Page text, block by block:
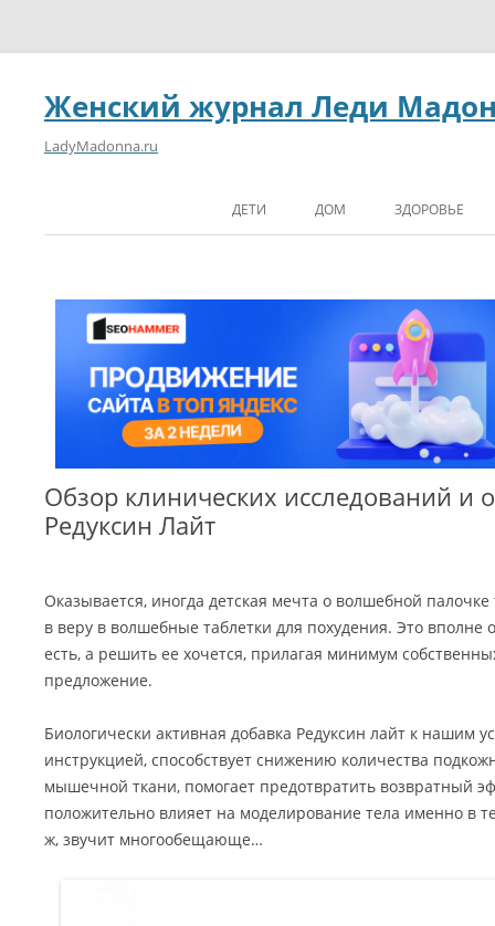
Женский журнал Леди
LadyMadonna.ru
ДЕТИ ДОМ ЗДОРОВЬЕ
Обзор клинических исследований и
Редуксин Лайт
Оказывается, иногда детская мечта о волшебной
в веру в волшебные таблетки для похудения. Это вполне
есть, а решить ее хочется, прилагая минимум
предложение.
Биологически активная добавка Редуксин лайт к нашим
инструкцией, способствует снижению количества
мышечной ткани, помогает предотвратить возвратный
положительно влияет на моделирование тела именно в
ж, звучит многообещающе…